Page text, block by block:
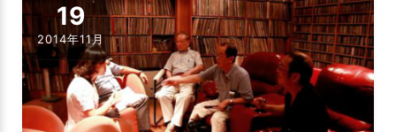
19
2014年11月